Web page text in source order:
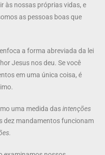
às nossas próprias vidas, e
as pessoas boas que
a forma abreviada da lei
Jesus nos deu. Se você
em uma única coisa, é
uma medida dasintenções
dez mandamentos funcionam